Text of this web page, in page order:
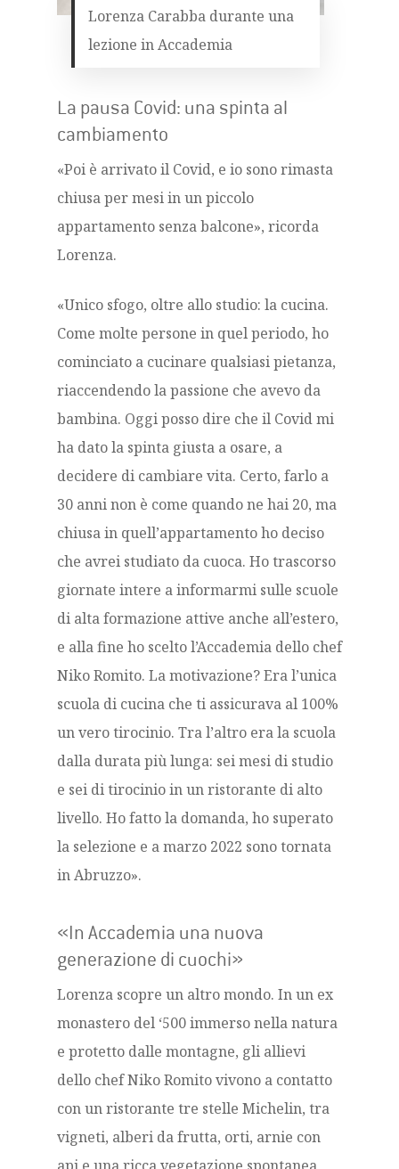
Lorenza Carabba durante una
lezione in Accademia
La pausa Covid: una spinta al
cambiamento
«Poi è arrivato il Covid, e io sono rimasta
chiusa per mesi in un piccolo
appartamento senza balcone», ricorda
Lorenza.
«Unico sfogo, oltre allo studio: la cucina.
Come molte persone in quel periodo, ho
cominciato a cucinare qualsiasi pietanza,
riaccendendo la passione che avevo da
bambina. Oggi posso dire che il Covid mi
ha dato la spinta giusta a osare, a
decidere di cambiare vita. Certo, farlo a
30 anni non è come quando ne hai 20, ma
chiusa in quell’appartamento ho deciso
che avrei studiato da cuoca. Ho trascorso
giornate intere a informarmi sulle scuole
di alta formazione attive anche all’estero,
e alla fine ho scelto l’Accademia dello chef
Niko Romito. La motivazione? Era l’unica
scuola di cucina che ti assicurava al 100%
un vero tirocinio. Tra l’altro era la scuola
dalla durata più lunga: sei mesi di studio
e sei di tirocinio in un ristorante di alto
livello. Ho fatto la domanda, ho superato
la selezione e a marzo 2022 sono tornata
in Abruzzo».
«In Accademia una nuova
generazione di cuochi»
Lorenza scopre un altro mondo. In un ex
monastero del ‘500 immerso nella natura
e protetto dalle montagne, gli allievi
dello chef Niko Romito vivono a contatto
con un ristorante tre stelle Michelin, tra
vigneti, alberi da frutta, orti, arnie con